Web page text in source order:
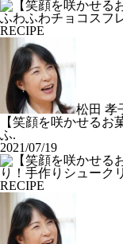
RECIPE
松田 孝
【笑顔を咲かせるお
ふ.
2021/07/19
RECIPE